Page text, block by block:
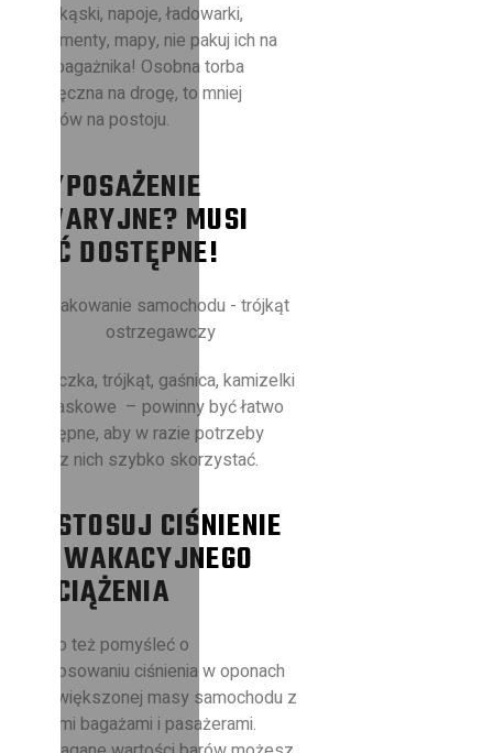
Przekąski, napoje, ładowarki,
dokumenty, mapy, nie pakuj ich na
dno bagażnika! Osobna torba
podręczna na drogę, to mniej
nerwów na postoju.
WYPOSAŻENIE
AWARYJNE? MUSI
BYĆ DOSTĘPNE!
Apteczka, trójkąt, gaśnica, kamizelki
odblaskowe – powinny być łatwo
dostępne, aby w razie potrzeby
móc z nich szybko skorzystać.
DOSTOSUJ CIŚNIENIE
DO WAKACYJNEGO
OBCIĄŻENIA
Warto też pomyśleć o
dostosowaniu ciśnienia w oponach
do zwiększonej masy samochodu z
Twoimi bagażami i pasażerami.